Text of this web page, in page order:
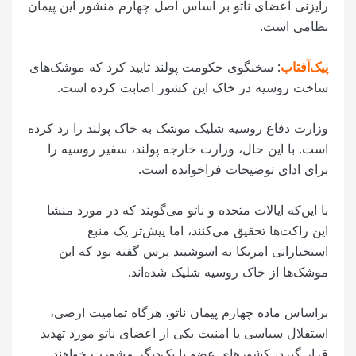
رایزنی اعضای ناتو بر اساس اصل چهارم منشور این پیمان
نظامی است.
پیک‌آفتاب: سخنگوی حکومت پولند تایید کرد که موشک‌های
ساخت روسیه در خاک این کشور اصابت کرده است.
وزارت دفاع روسیه شلیک موشک به خاک پولند را رد کرده
است. با این حال، وزارت خارجه پولند، سفیر روسیه را
برای ادای توضیحات فراخوانده است.
با این‌که ایالات متحده و ناتو می‌گویند که در مورد منشا
این راکت‌ها تحقیق می‌کنند، اما پیش‌تر یک منبع
استخباراتی امریکا به اسوشیتد پرس گفته بود که این
موشک‌ها از خاک روسیه شلیک شده‌اند.
براساس ماده چهارم پیمان ناتو، هرگاه تمامیت ارضی،
استقلال سیاسی یا امنیت یکی از اعضای ناتو مورد تهدید